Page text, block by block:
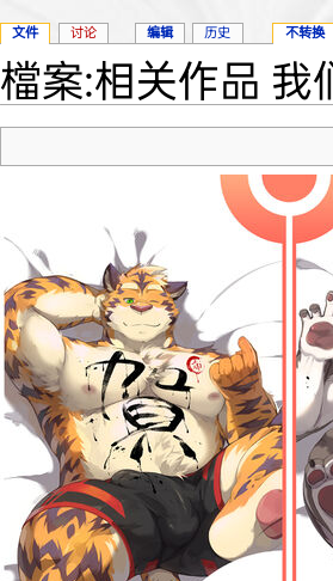
檔案:相关作品 我
文件 讨论 编辑 历史 不转换